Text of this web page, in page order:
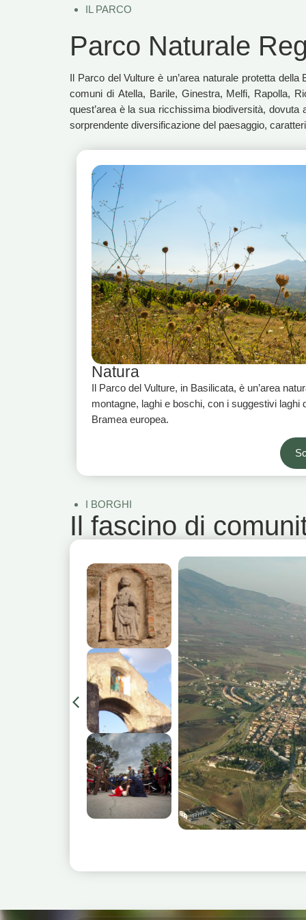
IL PARCO
Parco Naturale
Il Parco del Vulture è un’area naturale protetta
comuni di Atella, Barile, Ginestra, Melfi, Rapolla,
quest’area è la sua ricchissima biodiversità,
sorprendente diversificazione del paesaggio,
Natura
Il Parco del Vulture, in Basilicata, è un’area
montagne, laghi e boschi, con i suggestivi laghi
Bramea europea.
I BORGHI
Il fascino di